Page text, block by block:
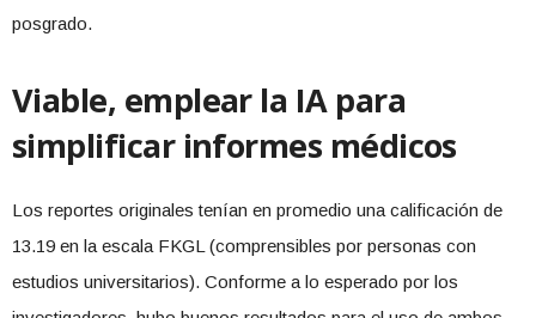
posgrado.
Viable, emplear la IA para
simplificar informes médicos
Los reportes originales tenían en promedio una calificación de
13.19 en la escala FKGL (comprensibles por personas con
estudios universitarios). Conforme a lo esperado por los